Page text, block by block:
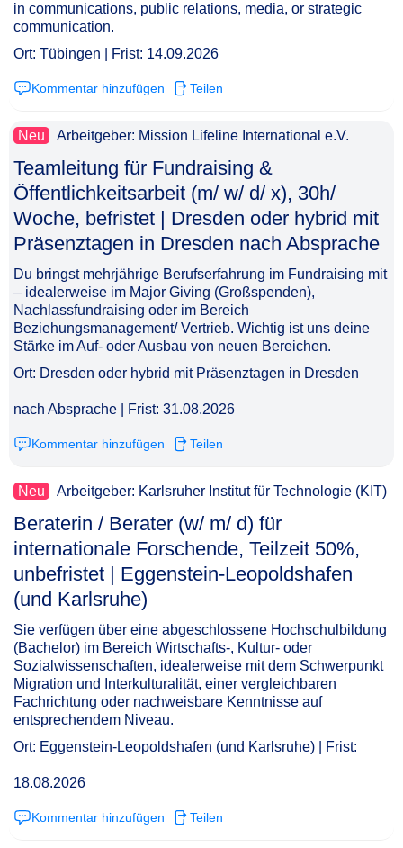
in communications, public relations, media, or strategic
communication.
Ort: Tübingen | Frist: 14.09.2026
Kommentar hinzufügen Teilen
Neu Arbeitgeber: Mission Lifeline International e.V.
Teamleitung für Fundraising &
Öffentlichkeitsarbeit (m/ w/ d/ x), 30h/
Woche, befristet | Dresden oder hybrid mit
Präsenztagen in Dresden nach Absprache​‌‌‌‌​‌​‌‌‌‌​‌‌​​‌​
Du bringst mehrjährige Berufserfahrung im Fundraising mit
– idealerweise im Major Giving (Großspenden),
Nachlassfundraising oder im Bereich
Beziehungsmanagement/ Vertrieb. Wichtig ist uns deine
Stärke im Auf- oder Ausbau von neuen Bereichen.
Ort: Dresden oder hybrid mit Präsenztagen in Dresden
nach Absprache | Frist: 31.08.2026
Kommentar hinzufügen Teilen
Neu Arbeitgeber: Karlsruher Institut für Technologie (KIT)
Beraterin / Berater (w/ m/ d) für
internationale Forschende, Teilzeit 50%,
unbefristet | Eggenstein-Leopoldshafen
(und Karlsruhe)​‌‌‌‌​‌​‌‌‌‌​‌‌​​​‌
Sie verfügen über eine abgeschlossene Hochschulbildung
(Bachelor) im Bereich Wirtschafts-, Kultur- oder
Sozialwissenschaften, idealerweise mit dem Schwerpunkt
Migration und Interkulturalität, einer vergleichbaren
Fachrichtung oder nachweisbare Kenntnisse auf
entsprechendem Niveau.
Ort: Eggenstein-Leopoldshafen (und Karlsruhe) | Frist:
18.08.2026
Kommentar hinzufügen Teilen